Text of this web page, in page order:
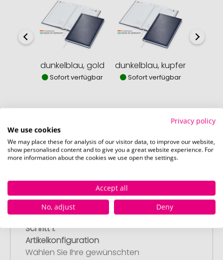
dunkelblau, gold
Sofort verfügbar
dunkelblau, kupfer
Sofort verfügbar
So einfach bestellen Sie Ihre Werbeartikel bei
Pinkcube
Schritt 1:
Artikelkonfiguration
Wählen Sie Ihre gewünschten
Privacy policy
We use cookies
We may place these for analysis of our visitor data, to improve our website,
show personalised content and to give you a great website experience. For
more information about the cookies we use open the settings.
Accept all
No, adjust
Deny